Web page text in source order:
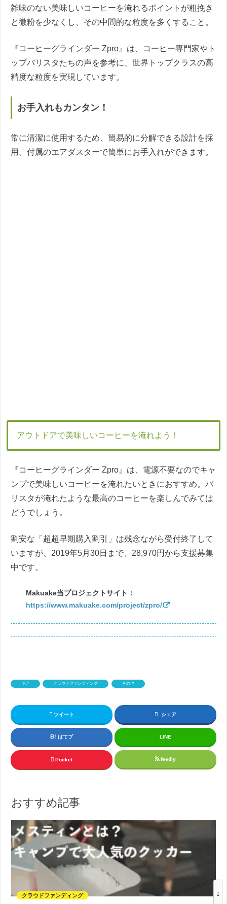
雑味のない美味しいコーヒーを淹れるポイントが粗挽き
と微粉を少なくし、その中間的な粒度を多くすること。
『コーヒーグラインダー Zpro』は、コーヒー専門家やト
ップバリスタたちの声を参考に、世界トップクラスの高
精度な粒度を実現しています。
お手入れもカンタン！
常に清潔に使用するため、簡易的に分解できる設計を採
用。付属のエアダスターで簡単にお手入れができます。
アウトドアで美味しいコーヒーを淹れよう！
『コーヒーグラインダー Zpro』は、電源不要なのでキャ
ンプで美味しいコーヒーを淹れたいときにおすすめ。バ
リスタが淹れたような最高のコーヒーを楽しんでみては
どうでしょう。
割安な「超超早期購入割引」は残念ながら受付終了して
いますが、2019年5月30日まで、28,970円から支援募集
中です。
Makuake当プロジェクトサイト：
https://www.makuake.com/project/zpro/
ギア クラウドファンディング その他
ツイート シェア
はてブ LINE
Pocket feedly
おすすめ記事
クラウドファンディング